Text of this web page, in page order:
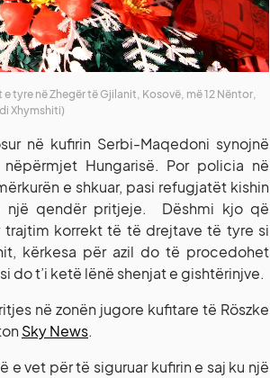
tyre në Zhegër të Gjilanit, Kosovë, më 12 Nëntor,
Xhymshiti)
në kufirin Serbi-Maqedoni synojnë
Hungarisë. Por policia në
e shkuar, pasi refugjatët kishin
një qendër pritjeje. Dëshmi kjo që
korrekt të të drejtave të tyre si
kërkesa për azil do të procedohet
do t’i ketë lënë shenjat e gishtërinjve.
në zonën jugore kufitare të Röszke
Sky News.
e vet për të siguruar kufirin e saj ku një